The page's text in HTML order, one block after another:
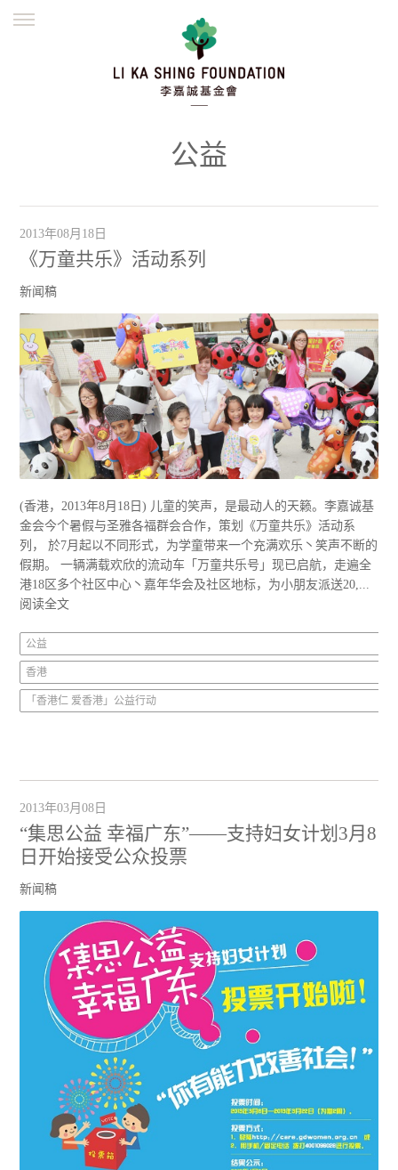
繁體
公益
2013年08月18日
《万童共乐》活动系列
新闻稿
(香港，2013年8月18日) 儿童的笑声，是最动人的天籁。李嘉诚基
金会今个暑假与圣雅各福群会合作，策划《万童共乐》活动系
列， 於7月起以不同形式，为学童带来一个充满欢乐丶笑声不断的
假期。 一辆满载欢欣的流动车「万童共乐号」现已启航，走遍全
港18区多个社区中心丶嘉年华会及社区地标，为小朋友派送20,...
阅读全文
公益
香港
「香港仁 爱香港」公益行动
2013年03月08日
“集思公益 幸福广东”——支持妇女计划3月8
日开始接受公众投票
新闻稿